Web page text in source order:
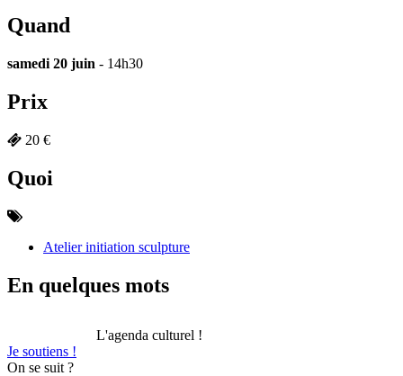
Quand
samedi 20 juin - 14h30
Prix
20 €
Quoi
Atelier initiation sculpture
En quelques mots
L'agenda culturel !
Je soutiens !
On se suit ?